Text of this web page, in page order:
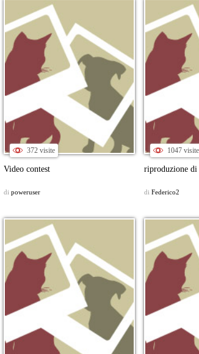
372 visite
Video contest
di poweruser
1047 visite
riproduzione di
di Federico2